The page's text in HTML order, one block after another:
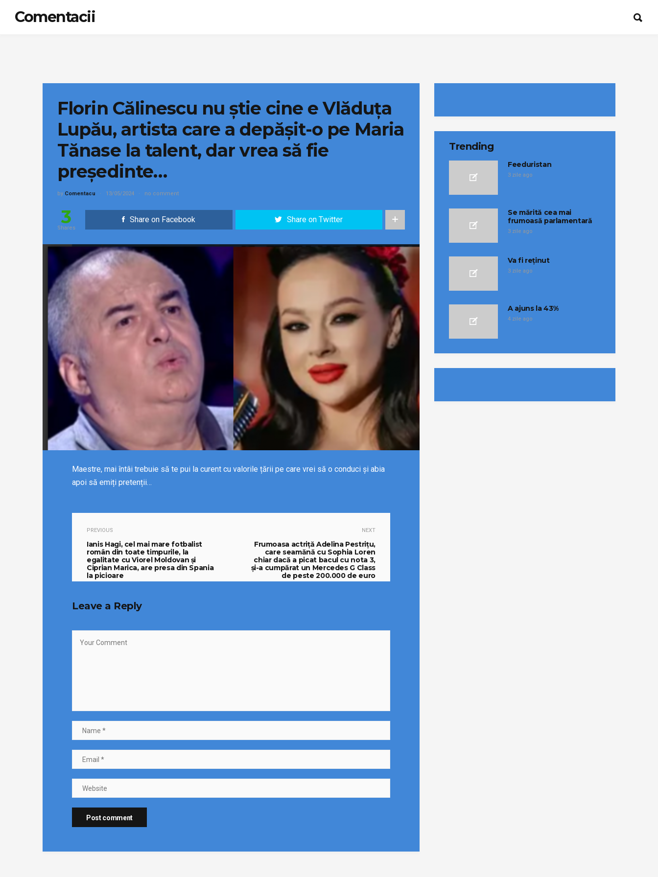
Comentacii
Florin Călinescu nu știe cine e Vlăduța
Lupău, artista care a depășit-o pe Maria
Tănase la talent, dar vrea să fie
președinte…
by Comentacu 13/05/2024 no comment
3
Shares
Share on Facebook Share on Twitter
Maestre, mai întâi trebuie să te pui la curent cu valorile țării pe care vrei să o conduci și abia
apoi să emiți pretenții…
PREVIOUS
Ianis Hagi, cel mai mare fotbalist
român din toate timpurile, la
egalitate cu Viorel Moldovan și
Ciprian Marica, are presa din Spania
la picioare
NEXT
Frumoasa actriță Adelina Pestrițu,
care seamănă cu Sophia Loren
chiar dacă a picat bacul cu nota 3,
și-a cumpărat un Mercedes G Class
de peste 200.000 de euro
Leave a Reply
Trending
Feeduristan
3 zile ago
Se mărită cea mai
frumoasă parlamentară
3 zile ago
Va fi reținut
3 zile ago
A ajuns la 43%
4 zile ago